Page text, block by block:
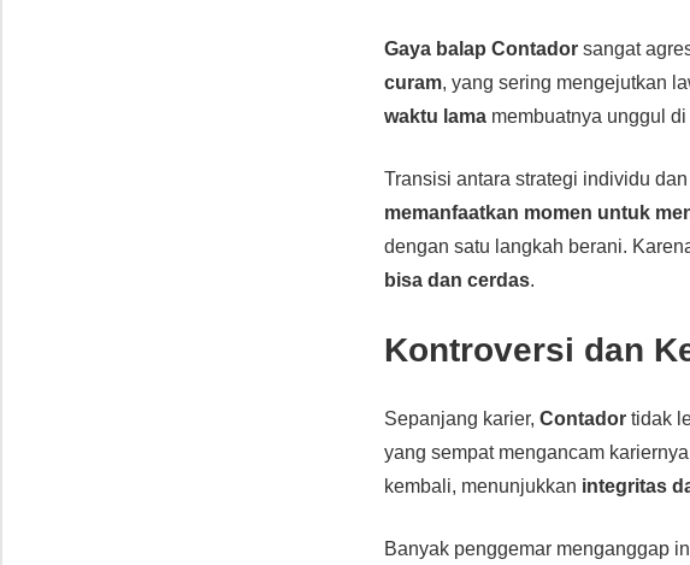
Gaya balap Contador sangat
curam, yang sering mengejutkan
waktu lama membuatnya unggul
Transisi antara strategi individu
memanfaatkan momen untuk
dengan satu langkah berani.
bisa dan cerdas.
Kontroversi dan
Sepanjang karier,Contador tidak
yang sempat mengancam
kembali, menunjukkan integritas
Banyak penggemar menganggap